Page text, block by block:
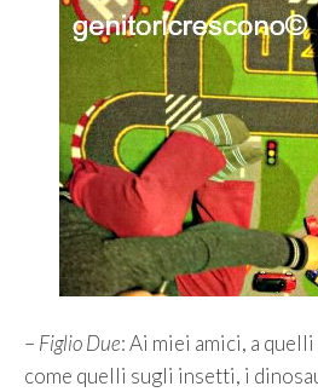
– Figlio Due: Ai miei amici, a
come quelli sugli insetti, i